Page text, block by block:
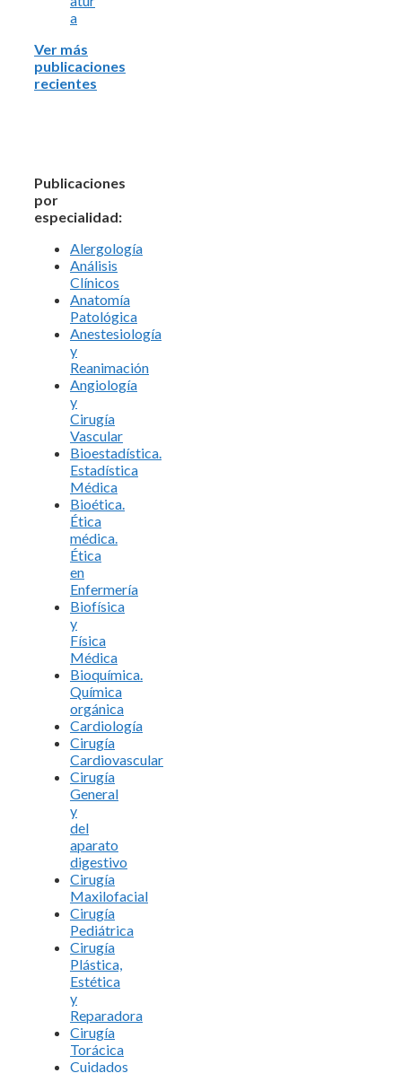
a
Ver más
publicaciones
recientes
Publicaciones
por
especialidad:
Alergología
Análisis
Clínicos
Anatomía
Patológica
Anestesiología
y
Reanimación
Angiología
y
Cirugía
Vascular
Bioestadística.
Estadística
Médica
Bioética.
Ética
médica.
Ética
en
Enfermería
Biofísica
y
Física
Médica
Bioquímica.
Química
orgánica
Cardiología
Cirugía
Cardiovascular
Cirugía
General
y
del
aparato
digestivo
Cirugía
Maxilofacial
Cirugía
Pediátrica
Cirugía
Plástica,
Estética
y
Reparadora
Cirugía
Torácica
Cuidados